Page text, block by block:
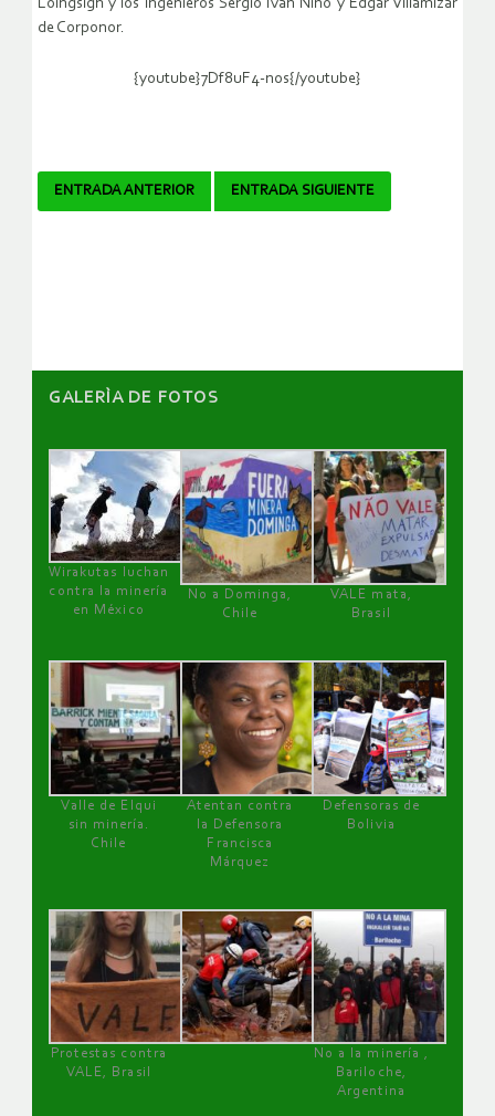
Loingsigh y los ingenieros Sergio Iván Niño y Edgar Villamizar
de Corponor.
{youtube}7Df8uF4-nos{/youtube}
Navegador
ENTRADA ANTERIOR ENTRADA SIGUIENTE
GALERÌA DE FOTOS
Wirakutas luchan
contra la minería
en México
No a Dominga,
Chile
VALE mata,
Brasil
Valle de Elqui
sin minería.
Chile
Atentan contra
la Defensora
Francisca
Márquez
Defensoras de
Bolivia
Protestas contra
VALE, Brasil
No a la minería ,
Bariloche,
Argentina